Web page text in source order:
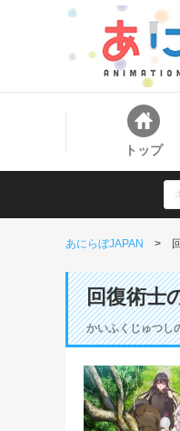
トップ
あにらぼJAPAN
回復術士
かいふくじゅつし